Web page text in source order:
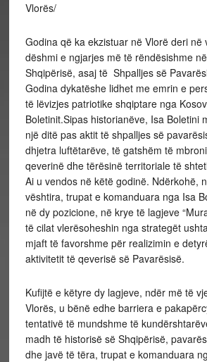
Vlorës/
Godina që ka ekzistuar në Vlorë deri në
dëshmi e ngjarjes më të rëndësishme
Shqipërisë, asaj të Shpalljes së
Godina dykatëshe lidhet me emrin e
të lëvizjes patriotike shqiptare nga
Boletinit.Sipas historianëve, Isa Boletini
një ditë pas aktit të shpalljes së
dhjetra luftëtarëve, të gatshëm të
qeverinë dhe tërësinë territoriale të
Ai u vendos në këtë godinë. Ndërkohë,
vështira, trupat e komanduara nga Isa
në dy pozicione, në krye të lagjeve
të cilat vlerësoheshin nga strategët
mjaft të favorshme për realizimin e
aktivitetit të qeverisë së Pavarësisë.
Kufijtë e këtyre dy lagjeve, ndër më të
Vlorës, u bënë edhe barriera e
tentativë të mundshme të
madh të historisë së Shqipërisë,
dhe javë të tëra, trupat e komanduara